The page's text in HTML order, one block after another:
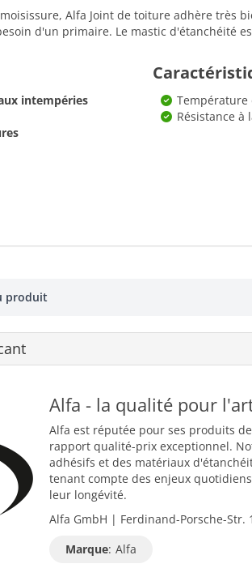
Alfa Joint de toiture adhère très
d'un primaire. Le mastic d'étanchéité
intempéries
Température
Résistance à
produit
Alfa - la qualité pour
Alfa est réputée pour ses produits
rapport qualité-prix exceptionnel.
adhésifs et des matériaux
tenant compte des enjeux
leur longévité.
Alfa GmbH | Ferdinand-Porsche-Str.
Marque: Alfa